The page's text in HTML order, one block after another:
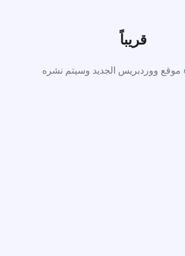
قريباً
موقع ووردبريس الجديد وسيتم نشره